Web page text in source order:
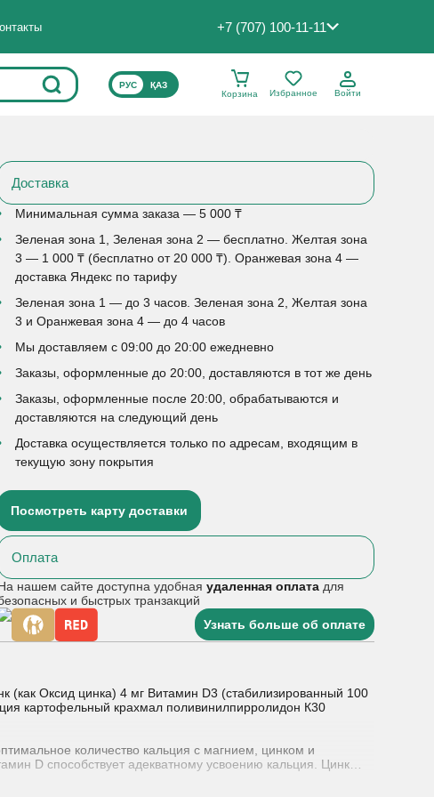
+7 (707) 100-11-11
ВЫБЕРИТЕ ЯЗЫК САЙТА
РУС
ҚАЗ
Корзина
Избранное Войти
Доставка
Минимальная сумма заказа — 5 000 ₸
Зеленая зона 1, Зеленая зона 2 — бесплатно. Желтая зона
3 — 1 000 ₸ (бесплатно от 20 000 ₸). Оранжевая зона 4 —
доставка Яндекс по тарифу
Зеленая зона 1 — до 3 часов. Зеленая зона 2, Желтая зона
3 и Оранжевая зона 4 — до 4 часов
Мы доставляем с 09:00 до 20:00 ежедневно
Заказы, оформленные до 20:00, доставляются в тот же день
Заказы, оформленные после 20:00, обрабатываются и
доставляются на следующий день
Доставка осуществляется только по адресам, входящим в
текущую зону покрытия
Посмотреть карту доставки
Оплата
нашем сайте доступна удобнаяудаленная оплата для
и быстрых транзакций
Узнать больше об оплате
(как Оксид цинка) 4 мг Витамин D3 (стабилизированный 100
картофельный крахмал поливинилпирролидон К30
количество кальция с магнием, цинком и
D способствует адекватному усвоению кальция. Цинк